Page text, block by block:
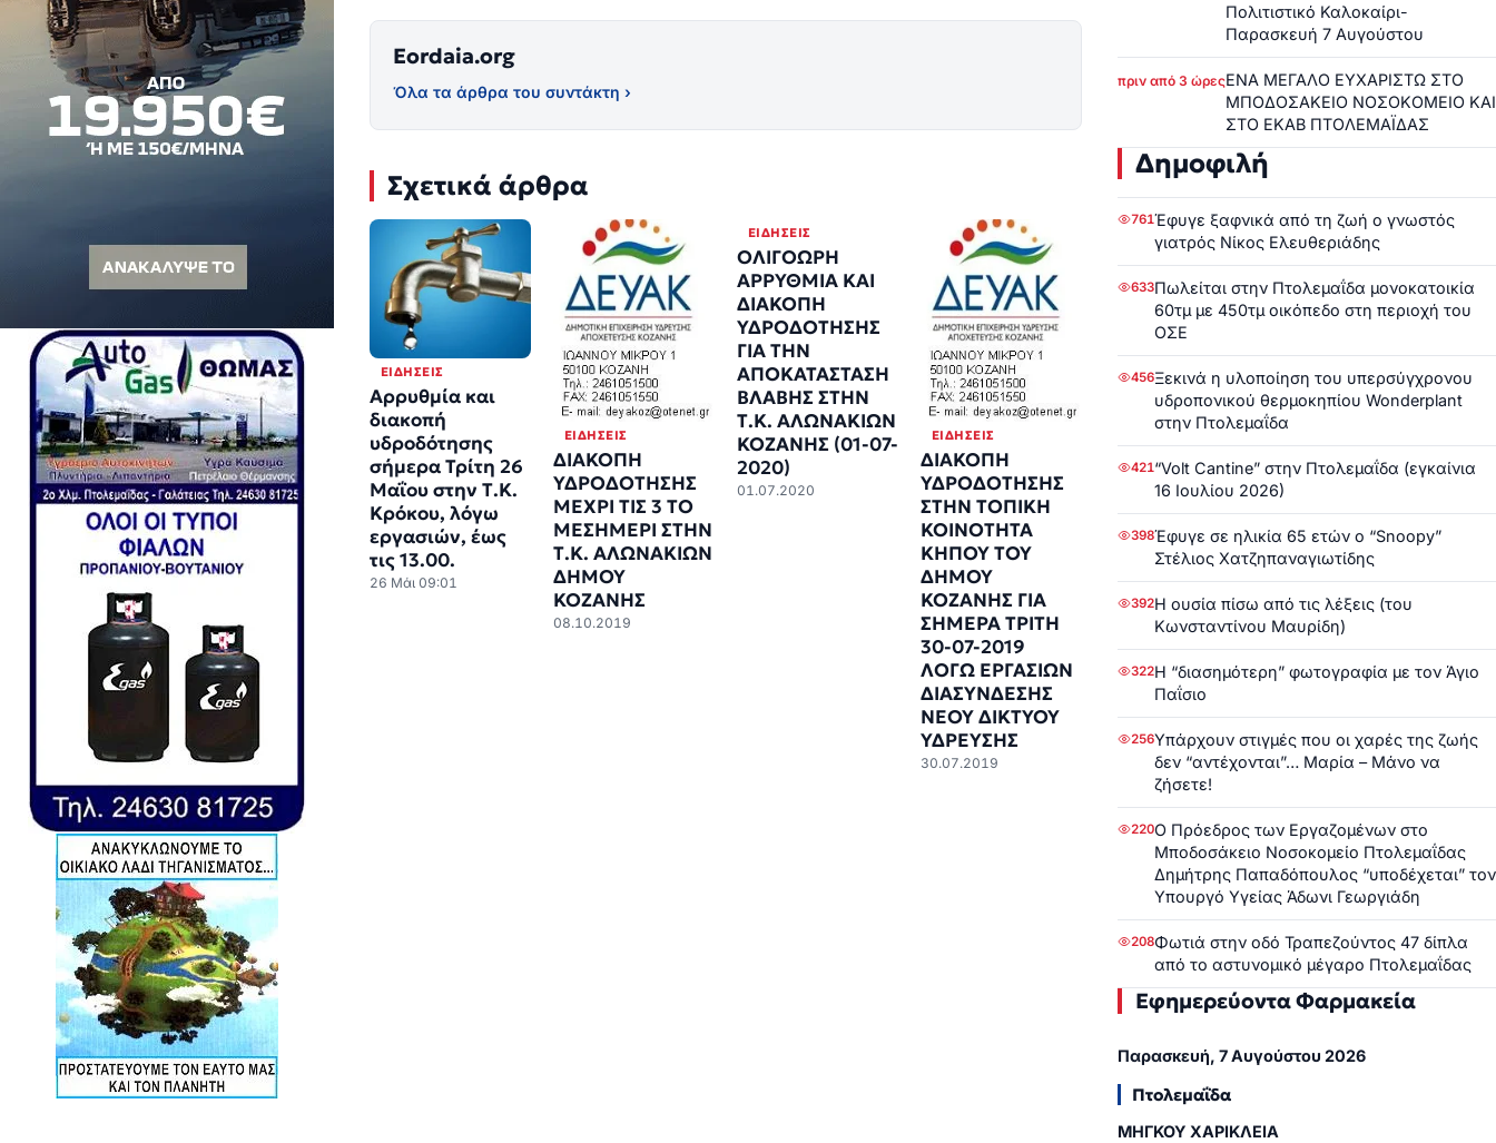
Eordaia.org
Όλα τα άρθρα του συντάκτη ›
Σχετικά άρθρα
ΕΙΔΉΣΕΙΣ
Αρρυθμία και
διακοπή
υδροδότησης
σήμερα Τρίτη 26
Μαΐου στην Τ.Κ.
Κρόκου, λόγω
εργασιών, έως
τις 13.00.
26 Μάι 09:01
ΕΙΔΉΣΕΙΣ
ΔΙΑΚΟΠΗ
ΥΔΡΟΔΟΤΗΣΗΣ
ΜΕΧΡΙ ΤΙΣ 3 ΤΟ
ΜΕΣΗΜΕΡΙ ΣΤΗΝ
Τ.Κ. ΑΛΩΝΑΚΙΩΝ
ΔΗΜΟΥ
ΚΟΖΑΝΗΣ
08.10.2019
ΕΙΔΉΣΕΙΣ
ΟΛΙΓΟΩΡΗ
ΑΡΡΥΘΜΙΑ ΚΑΙ
ΔΙΑΚΟΠΗ
ΥΔΡΟΔΟΤΗΣΗΣ
ΓΙΑ ΤΗΝ
ΑΠΟΚΑΤΑΣΤΑΣΗ
ΒΛΑΒΗΣ ΣΤΗΝ
Τ.Κ. ΑΛΩΝΑΚΙΩΝ
ΚΟΖΑΝΗΣ (01-07-
2020)
01.07.2020
ΕΙΔΉΣΕΙΣ
ΔΙΑΚΟΠΗ
ΥΔΡΟΔΟΤΗΣΗΣ
ΣΤΗΝ ΤΟΠΙΚΗ
ΚΟΙΝΟΤΗΤΑ
ΚΗΠΟΥ ΤΟΥ
ΔΗΜΟΥ
ΚΟΖΑΝΗΣ ΓΙΑ
ΣΗΜΕΡΑ ΤΡΙΤΗ
30-07-2019
ΛΟΓΩ ΕΡΓΑΣΙΩΝ
ΔΙΑΣΥΝΔΕΣΗΣ
ΝΕΟΥ ΔΙΚΤΥΟΥ
ΥΔΡΕΥΣΗΣ
30.07.2019
Πολιτιστικό Καλοκαίρι-
Παρασκευή 7 Αυγούστου
πριν από 3 ώρεςΕΝΑ ΜΕΓΑΛΟ ΕΥΧΑΡΙΣΤΩ ΣΤΟ
ΜΠΟΔΟΣΑΚΕΙΟ ΝΟΣΟΚΟΜΕΙΟ ΚΑΙ
ΣΤΟ ΕΚΑΒ ΠΤΟΛΕΜΑΪΔΑΣ
Δημοφιλή
761Έφυγε ξαφνικά από τη ζωή ο γνωστός
γιατρός Νίκος Ελευθεριάδης
633Πωλείται στην Πτολεμαΐδα μονοκατοικία
60τμ με 450τμ οικόπεδο στη περιοχή του
ΟΣΕ
456Ξεκινά η υλοποίηση του υπερσύγχρονου
υδροπονικού θερμοκηπίου Wonderplant
στην Πτολεμαΐδα
421“Volt Cantine” στην Πτολεμαΐδα (εγκαίνια
16 Ιουλίου 2026)
398Έφυγε σε ηλικία 65 ετών ο “Snoopy”
Στέλιος Χατζηπαναγιωτίδης
392Η ουσία πίσω από τις λέξεις (του
Κωνσταντίνου Μαυρίδη)
322Η “διασημότερη” φωτογραφία με τον Άγιο
Παΐσιο
256Υπάρχουν στιγμές που οι χαρές της ζωής
δεν “αντέχονται”… Μαρία – Μάνο να
ζήσετε!
220Ο Πρόεδρος των Εργαζομένων στο
Μποδοσάκειο Νοσοκομείο Πτολεμαΐδας
Δημήτρης Παπαδόπουλος “υποδέχεται” τον
Υπουργό Υγείας Άδωνι Γεωργιάδη
208Φωτιά στην οδό Τραπεζούντος 47 δίπλα
από το αστυνομικό μέγαρο Πτολεμαΐδας
Εφημερεύοντα Φαρμακεία
Παρασκευή, 7 Αυγούστου 2026
Πτολεμαΐδα
ΜΗΓΚΟΥ ΧΑΡΙΚΛΕΙΑ